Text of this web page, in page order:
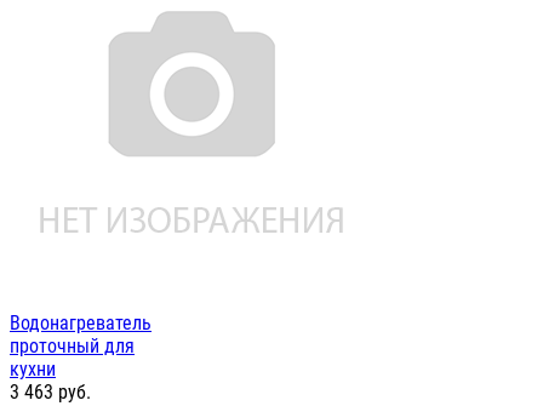
Водонагреватель
проточный для
кухни
3 463 руб.